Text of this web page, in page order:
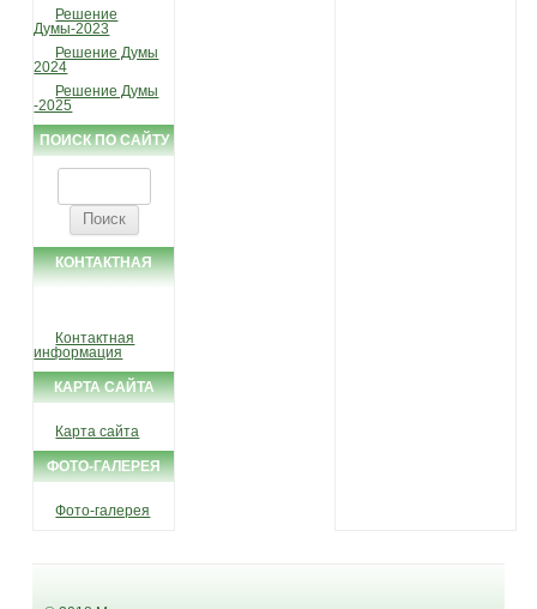
Решение
Думы-2023
Решение Думы
2024
Решение Думы
-2025
ПОИСК ПО САЙТУ
КОНТАКТНАЯ
Контактная
информация
КАРТА САЙТА
Карта сайта
ФОТО-ГАЛЕРЕЯ
Фото-галерея